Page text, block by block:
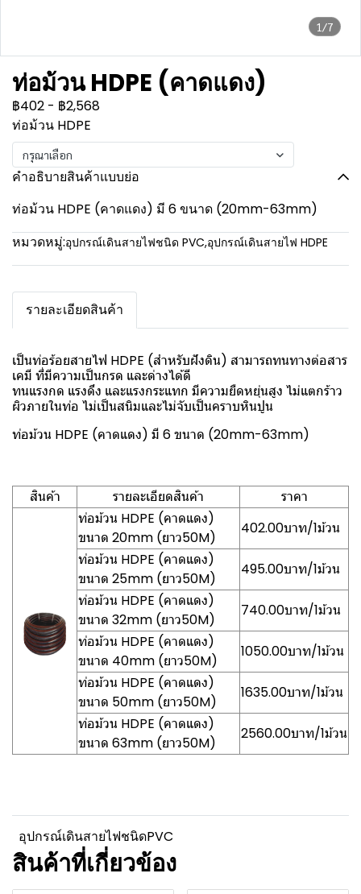
1/7
ท่อม้วน HDPE (คาดแดง)
฿402 - ฿2,568
ท่อม้วน HDPE
กรุณาเลือก
คำอธิบายสินค้าแบบย่อ
ท่อม้วน HDPE (คาดแดง) มี 6 ขนาด (20mm-63mm)
หมวดหมู่:อุปกรณ์เดินสายไฟชนิด PVC,อุปกรณ์เดินสายไฟ HDPE
รายละเอียดสินค้า
เป็นท่อร้อยสายไฟ HDPE (สำหรับฝังดิน) สามารถทนทางต่อสาร
เคมี ที่มีความเป็นกรด และด่างได้ดี
ทนแรงกด แรงดึง และแรงกระแทก มีความยืดหยุ่นสูง ไม่แตกร้าว
ผิวภายในท่อ ไม่เป็นสนิมและไม่จับเป็นคราบหินปูน
ท่อม้วน HDPE (คาดแดง) มี 6 ขนาด (20mm-63mm)
สินค้า รายละเอียดสินค้า
ราคา
ท่อม้วน HDPE (คาดแดง)
ขนาด 20mm (ยาว50M)
402.00บาท/1ม้วน
ท่อม้วน HDPE (คาดแดง)
ขนาด 25mm (ยาว50M)
495.00บาท/1ม้วน
ท่อม้วน HDPE (คาดแดง)
ขนาด 32mm (ยาว50M)
740.00บาท/1ม้วน
ท่อม้วน HDPE (คาดแดง)
ขนาด 40mm (ยาว50M)
1050.00บาท/1ม้วน
ท่อม้วน HDPE (คาดแดง)
ขนาด 50mm (ยาว50M)
1635.00บาท/1ม้วน
ท่อม้วน HDPE (คาดแดง)
ขนาด 63mm (ยาว50M)
2560.00บาท/1ม้วน
อุปกรณ์เดินสายไฟชนิดPVC
สินค้าที่เกี่ยวข้อง